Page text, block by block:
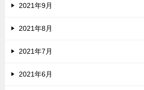
2021年9月
2021年8月
2021年7月
2021年6月